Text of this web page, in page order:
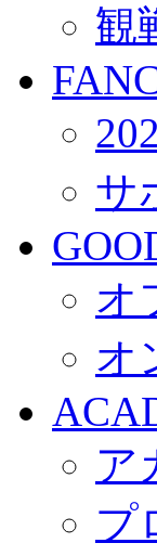
観
サ
オ
オ
ア
プ